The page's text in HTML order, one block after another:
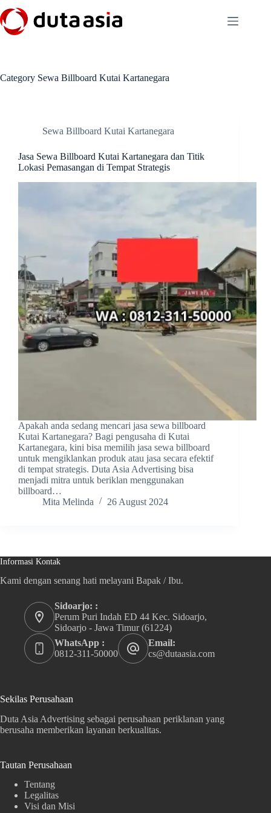
to
content
Category Sewa Billboard Kutai Kartanegara
Sewa Billboard Kutai Kartanegara
Jasa Sewa Billboard Kutai Kartanegara dan Titik
Lokasi Pemasangan di Tempat Strategis
Apakah anda sedang mencari jasa sewa billboard
Kutai Kartanegara? Bagi pengusaha di Kutai
Kartanegara, kini bisa memilih jasa sewa billboard
untuk mengiklankan produk atau jasa secara efektif
di tempat strategis. Duta Asia Advertising bisa
menjadi mitra untuk beriklan menggunakan
billboard…
Mita Melinda
26 August 2024
Informasi Kontak
Kami dengan senang hati melayani Bapak / Ibu.
Sidoarjo: :
Perum Puri Indah ED 44 Kec. Sidoarjo,
Sidoarjo - Jawa Timur (61224)
WhatsApp :
0812-311-50000
Email:
cs@dutaasia.com
Sekilas Perusahaan
Duta Asia Advertising sebagai perusahaan periklanan yang
berusaha memberikan layanan berkualitas.
Tautan Perusahaan
Tentang
Legalitas
Visi dan Misi